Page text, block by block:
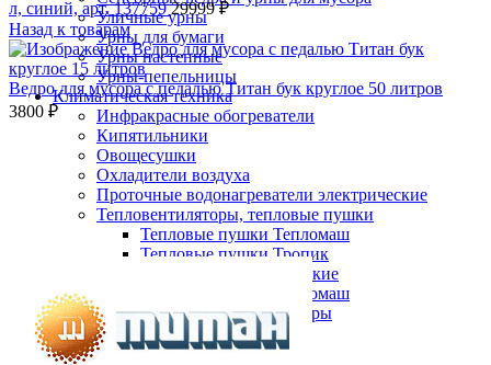
Уличные урны
Урны для бумаги
Урны настенные
Урны-пепельницы
Климатическая техника
Инфракрасные обогреватели
Кипятильники
Овощесушки
Охладители воздуха
Проточные водонагреватели электрические
Тепловентиляторы, тепловые пушки
Тепловые пушки Тепломаш
Тепловые пушки Тропик
Тепловые завесы электрические
Тепловые завесы Тепломаш
Электронные терморегуляторы
Пеленальные столы
Расходные материалы
л, синий, арт. 13775929999₽
Назад к товарам
Ведро для мусора с педалью Титан бук круглое 50 литров
3800 ₽
Нажмите, чтобы увеличить